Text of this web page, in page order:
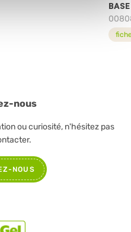
nous
ou curiosité, n'hésitez pas
NOUS